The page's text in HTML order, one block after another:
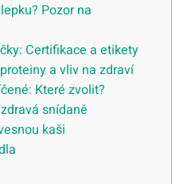
Pozor na
Certifikace a etikety
a vliv na zdraví
Které zvolit?
snídaně
kaši